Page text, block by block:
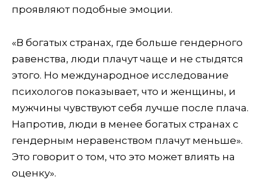
проявляют подобные эмоции.
«В богатых странах, где больше гендерного
равенства, люди плачут чаще и не стыдятся
этого. Но международное исследование
психологов показывает, что и женщины, и
мужчины чувствуют себя лучше после плача.
Напротив, люди в менее богатых странах с
гендерным неравенством плачут меньше».
Это говорит о том, что это может влиять на
оценку».